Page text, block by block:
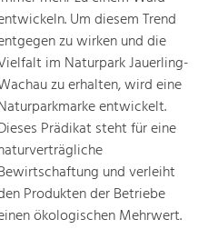
Um diesem Trend
zu wirken und die
im Naturpark Jauerling-
zu erhalten, wird eine
entwickelt.
Prädikat steht für eine
und verleiht
Produkten der Betriebe
ökologischen Mehrwert.